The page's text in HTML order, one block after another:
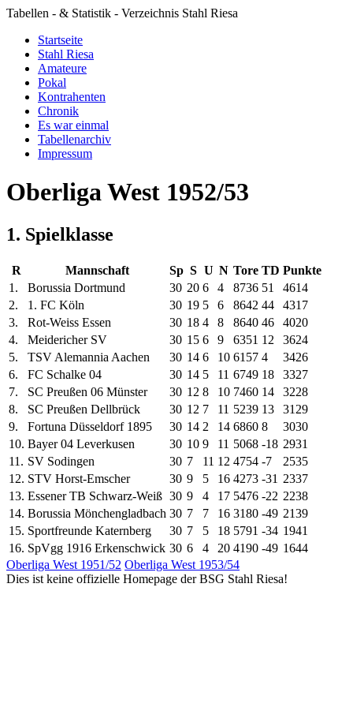
Tabellen - & Statistik - Verzeichnis Stahl Riesa
Startseite
Stahl Riesa
Amateure
Pokal
Kontrahenten
Chronik
Es war einmal
Tabellenarchiv
Impressum
Oberliga West 1952/53
1. Spielklasse
R Mannschaft Sp S U N Tore TD Punkte
1.
Borussia Dortmund 30 20 6 4 8736 51 4614
2.
1. FC Köln 30 19 5 6 8642 44 4317
3.
Rot-Weiss Essen 30 18 4 8 8640 46 4020
4.
Meidericher SV 30 15 6 9 6351 12 3624
5.
TSV Alemannia Aachen 30 14 6 10 61 57 4 3426
6.
FC Schalke 04 30 14 5 11 6749 18 3327
7.
SC Preußen 06 Münster 30 12 8 10 7460 14 3228
8.
SC Preußen Dellbrück 30 12 7 11 5239 13 31 29
9.
Fortuna Düsseldorf 1895 30 14 2 14 6860 8 3030
10. Bayer 04 Leverkusen 30 10 9 11 5068 -18 2931
11. SV Sodingen 30 7 11 12 4754 -7 2535
12. STV Horst-Emscher 30 9 5 16 4273 -31 2337
13. Essener TB Schwarz-Weiß 30 9 4 17 5476 -22 2238
14. Borussia Mönchengladbach 30 7 7 16 3180 -49 2139
15. Sportfreunde Katernberg 30 7 5 18 5791 -34 1941
16. SpVgg 1916 Erkenschwick 30 6 4 20 4190 -49 1644
Oberliga West 1951/52 Oberliga West 1953/54
Dies ist keine offizielle Homepage der BSG Stahl Riesa!